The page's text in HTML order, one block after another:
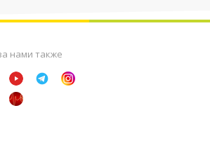
нами также